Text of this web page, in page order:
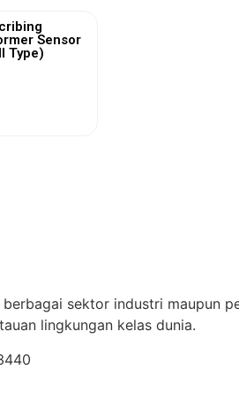
Sensor
Type)
sektor industri maupun
lingkungan kelas dunia.